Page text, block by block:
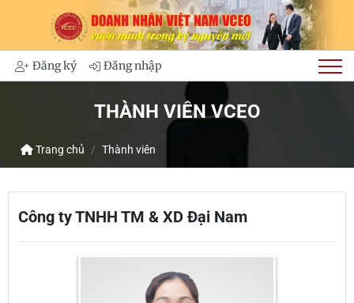
Đăng ký Đăng nhập
THÀNH VIÊN VCEO
Trang chủ Thành viên
Công ty TNHH TM & XD Đại Nam